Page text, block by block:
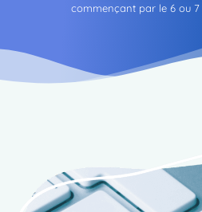
commençant par le 6 ou